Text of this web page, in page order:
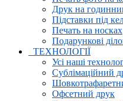
Друк на
Підставки під
Печать на носках
Подарункові
ТЕХНОЛОГІЇ
Усі наші
Сублімаційний
Офсетний друк